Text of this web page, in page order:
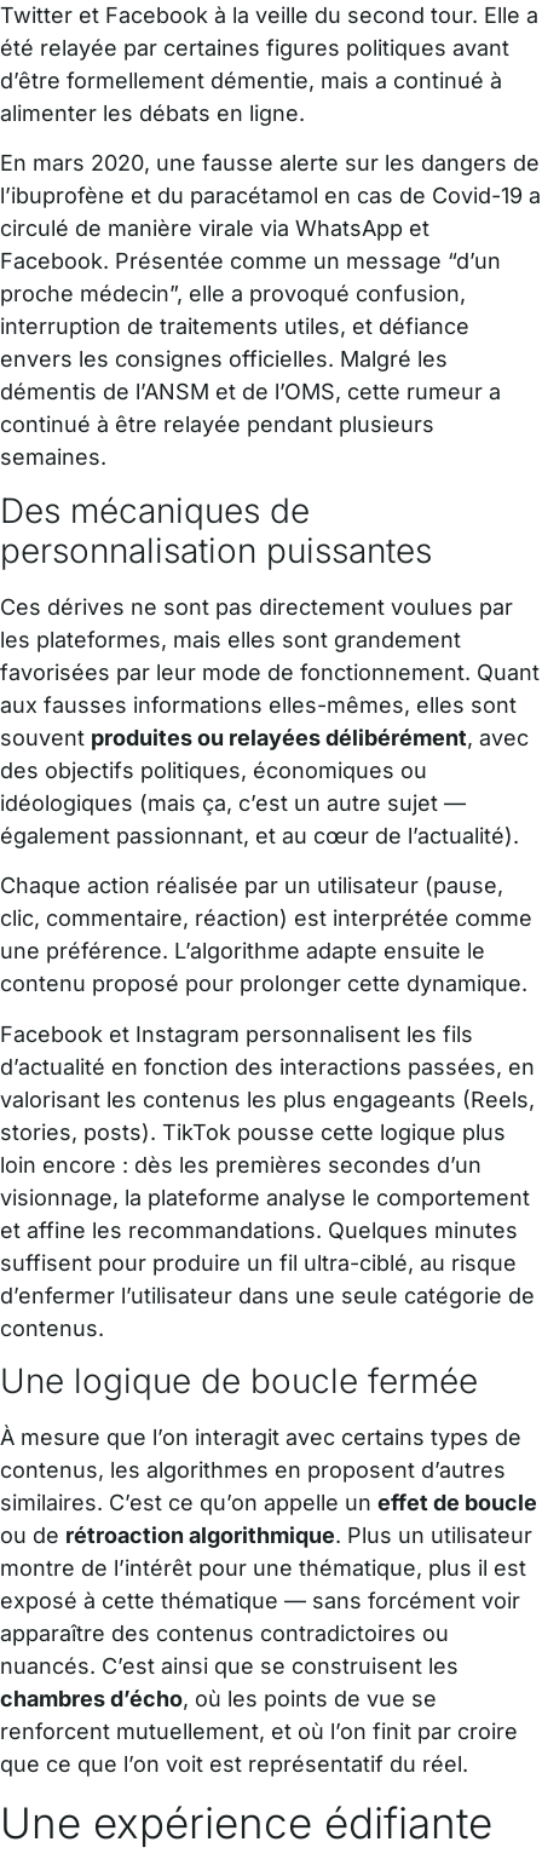
Twitter et Facebook à la veille du second tour. Elle a
été relayée par certaines figures politiques avant
d’être formellement démentie, mais a continué à
alimenter les débats en ligne.
En mars 2020, une fausse alerte sur les dangers de
l’ibuprofène et du paracétamol en cas de Covid-19 a
circulé de manière virale via WhatsApp et
Facebook. Présentée comme un message “d’un
proche médecin”, elle a provoqué confusion,
interruption de traitements utiles, et défiance
envers les consignes officielles. Malgré les
démentis de l’ANSM et de l’OMS, cette rumeur a
continué à être relayée pendant plusieurs
semaines.
Des mécaniques de
personnalisation puissantes
Ces dérives ne sont pas directement voulues par
les plateformes, mais elles sont grandement
favorisées par leur mode de fonctionnement. Quant
aux fausses informations elles-mêmes, elles sont
souvent produites ou relayées délibérément, avec
des objectifs politiques, économiques ou
idéologiques (mais ça, c’est un autre sujet —
également passionnant, et au cœur de l’actualité).
Chaque action réalisée par un utilisateur (pause,
clic, commentaire, réaction) est interprétée comme
une préférence. L’algorithme adapte ensuite le
contenu proposé pour prolonger cette dynamique.
Facebook et Instagram personnalisent les fils
d’actualité en fonction des interactions passées, en
valorisant les contenus les plus engageants (Reels,
stories, posts). TikTok pousse cette logique plus
loin encore : dès les premières secondes d’un
visionnage, la plateforme analyse le comportement
et affine les recommandations. Quelques minutes
suffisent pour produire un fil ultra-ciblé, au risque
d’enfermer l’utilisateur dans une seule catégorie de
contenus.
Une logique de boucle fermée
À mesure que l’on interagit avec certains types de
contenus, les algorithmes en proposent d’autres
similaires. C’est ce qu’on appelle un effet de boucle
ou de rétroaction algorithmique. Plus un utilisateur
montre de l’intérêt pour une thématique, plus il est
exposé à cette thématique — sans forcément voir
apparaître des contenus contradictoires ou
nuancés. C’est ainsi que se construisent les
chambres d’écho, où les points de vue se
renforcent mutuellement, et où l’on finit par croire
que ce que l’on voit est représentatif du réel.
Une expérience édifiante